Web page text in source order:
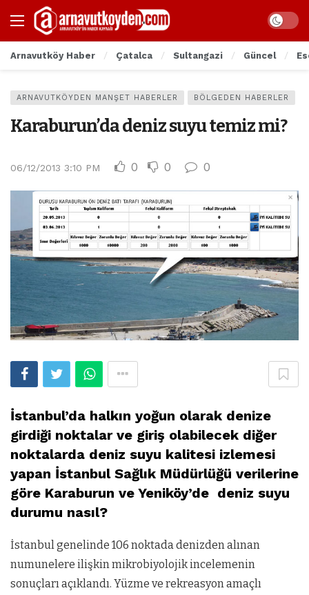
Arnavutköy Haber Çatalca Sultangazi Güncel
ARNAVUTKÖYDEN MANŞET HABERLER BÖLGEDEN HABERLER
Karaburun’da deniz suyu temiz mi?
06/12/2013 3:10 PM 0 0 0
İstanbul’da halkın yoğun olarak denize
girdiği noktalar ve giriş olabilecek diğer
noktalarda deniz suyu kalitesi izlemesi
yapan İstanbul Sağlık Müdürlüğü verilerine
göre Karaburun ve Yeniköy’de deniz suyu
durumu nasıl?
İstanbul genelinde 106 noktada denizden alınan
numunelere ilişkin mikrobiyolojik incelemenin
sonuçları açıklandı. Yüzme ve rekreasyon amaçlı